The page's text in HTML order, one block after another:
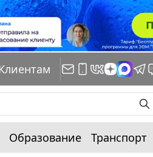
Образование Транспорт